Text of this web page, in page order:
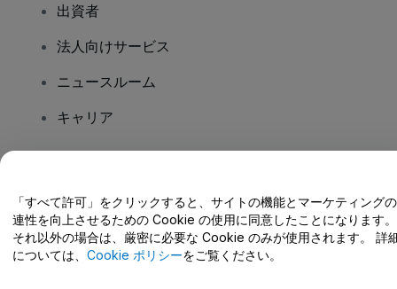
出資者
法人向けサービス
ニュースルーム
キャリア
ヘルプセンター / こちらまでご連絡下さい
「すべて許可」をクリックすると、サイトの機能とマーケティング
連性を向上させるための Cookie の使用に同意したことになります。
それ以外の場合は、厳密に必要な Cookie のみが使用されます。 詳
については、 Cookie ポリシーをご覧ください。